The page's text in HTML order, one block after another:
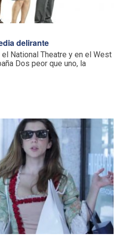
delirante
National Theatre y en el West
Dos peor que uno, la